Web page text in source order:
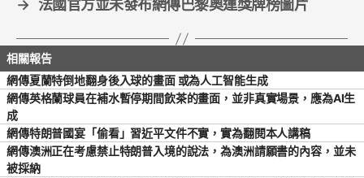
→ 法國官方並未發布網傳巴黎奧運獎牌榜圖片
網傳夏蘭特倒地翻身後入球的畫面 或為人工智能生成
網傳英格蘭球員在補水暫停期間飲茶的畫面，並非真實場景，應為AI生
成
網傳特朗普國宴「偷看」習近平文件不實，實為翻閱本人講稿
網傳澳洲正在考慮禁止特朗普入境的說法，為澳洲請願書的內容，並未
被採納